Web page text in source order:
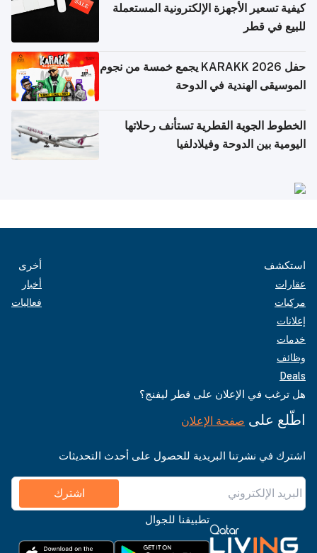
كيفية تسعير الأجهزة الإلكترونية المستعملة
للبيع في قطر
حفل KARAKK 2026 يجمع خمسة من نجوم
الموسيقى الهندية في الدوحة
الخطوط الجوية القطرية تستأنف رحلاتها
اليومية بين الدوحة وفيلادلفيا
استكشف
عقارات
مركبات
إعلانات
خدمات
وظائف
Deals
أخرى
أخبار
فعاليات
هل ترغب في الإعلان على قطر ليفنج؟
اطّلع على صفحة الإعلان
اشترك في نشرتنا البريدية للحصول على أحدث التحديثات
اشترك
تطبيقنا للجوال